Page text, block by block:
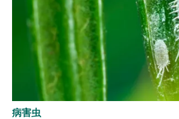
病害虫